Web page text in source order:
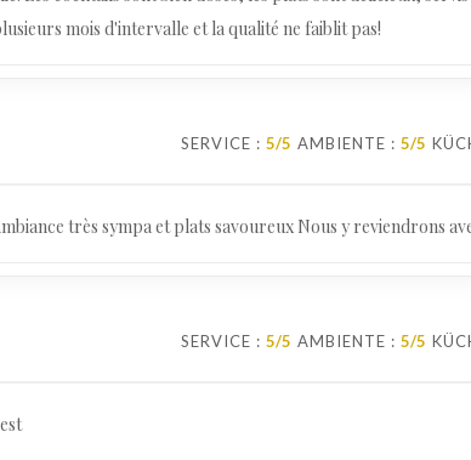
mois d'intervalle et la qualité ne faiblit pas!
SERVICE : 5/5 AMBIENTE : 5/5
très sympa et plats savoureux Nous y reviendrons
SERVICE : 5/5 AMBIENTE : 5/5